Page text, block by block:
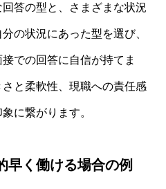
答の型と、さまざまな状況
の状況にあった型を選び、
での回答に自信が持てま
と柔軟性、現職への責任感
に繋がります。
早く働ける場合の例